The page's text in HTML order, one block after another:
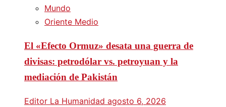
Mundo
Oriente Medio
El «Efecto Ormuz» desata una guerra de
divisas: petrodólar vs. petroyuan y la
mediación de Pakistán
Editor La Humanidad agosto 6, 2026